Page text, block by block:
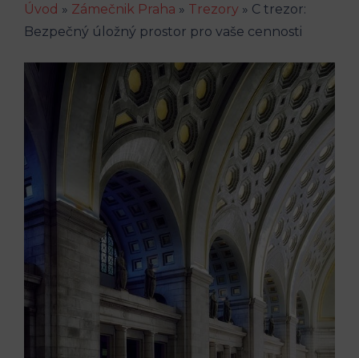
Úvod » Zámečnik Praha » Trezory » C trezor:
Bezpečný úložný prostor pro vaše cennosti